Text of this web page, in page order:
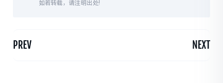
如若转载，请注明出处!
PREV NEXT